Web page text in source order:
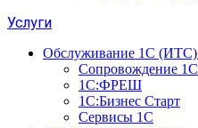
Услуги
Обслуживание 1С (ИТС)
Сопровождение 1С
1С:ФРЕШ
1С:Бизнес Старт
Сервисы 1С